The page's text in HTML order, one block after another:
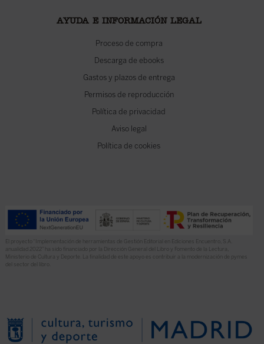
AYUDA E INFORMACIÓN LEGAL
Proceso de compra
Descarga de ebooks
Gastos y plazos de entrega
Permisos de reproducción
Política de privacidad
Aviso legal
Política de cookies
El proyecto “Implementación de herramientas de Gestión Editorial en Ediciones Encuentro, S.A.
anualidad 2022” ha sido financiado por la Dirección General del Libro y Fomento de la Lectura,
Ministerio de Cultura y Deporte. La finalidad de este apoyo es contribuir a la modernización de pymes
del sector del libro.